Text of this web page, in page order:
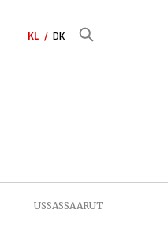
KL DK
USSASSAARUT